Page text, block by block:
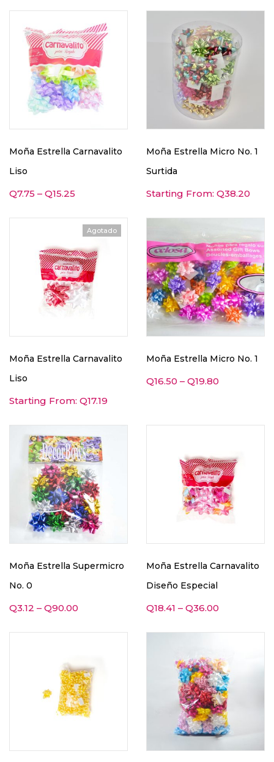
Moña Estrella Carnavalito
Liso
Q7.75 – Q15.25
Moña Estrella Micro No. 1
Surtida
Starting From: Q38.20
Agotado
Moña Estrella Carnavalito
Liso
Starting From: Q17.19
Moña Estrella Micro No. 1
Q16.50 – Q19.80
Moña Estrella Supermicro
No. 0
Q3.12 – Q90.00
Moña Estrella Carnavalito
Diseño Especial
Q18.41 – Q36.00